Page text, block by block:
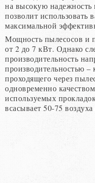
на высокую надежность
позволит использовать
максимальной
Мощность пылесосов и
от 2 до 7 кВт. Однако
производительность
производительностью –
проходящего через
одновременно
используемых
всасывает 50-75